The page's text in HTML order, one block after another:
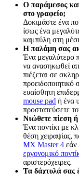
Ο παράμεσος
στο γραφείο;
Δοκιμάστε ένα
ίσως ένα
καμπύλη στη
Η παλάμη σας
Ένα μεγαλύτερο
να ανασηκωθεί
πιέζεται σε
προειδοποιητικό
ευαίσθητη
mouse pad ή ένα
προστατεύσετε
Νιώθετε πίεση
Ένα ποντίκι με
θέση χειραψίας,
MX Master 4 εάν
εργονομικό
αριστερόχειρες.
Τα δάχτυλά σας